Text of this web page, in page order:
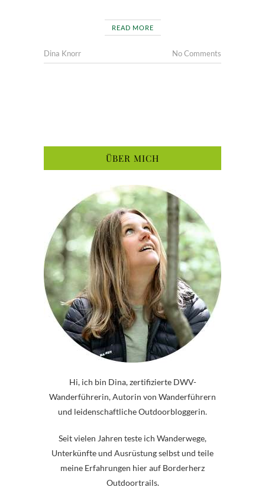
READ MORE
Dina Knorr No Comments
ÜBER MICH
Hi, ich bin Dina, zertifizierte DWV-
Wanderführerin, Autorin von Wanderführern
und leidenschaftliche Outdoorbloggerin.
Seit vielen Jahren teste ich Wanderwege,
Unterkünfte und Ausrüstung selbst und teile
meine Erfahrungen hier auf Borderherz
Outdoortrails.